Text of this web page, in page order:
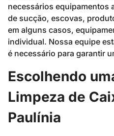
necessários equipamentos
de sucção, escovas,
em alguns casos,
individual. Nossa equipe
é necessário para garantir
Escolhendo
Limpeza de
Paulínia